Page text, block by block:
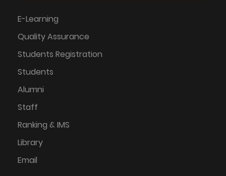
E-Learning
Quality Assurance
Students Registration
Students
Alumni
Staff
Ranking & IMS
Library
Email